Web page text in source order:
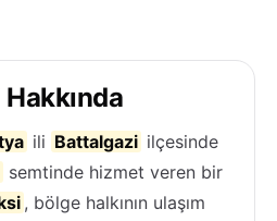
ili Battalgazi ilçesinde
semtinde hizmet veren bir
, bölge halkının ulaşım